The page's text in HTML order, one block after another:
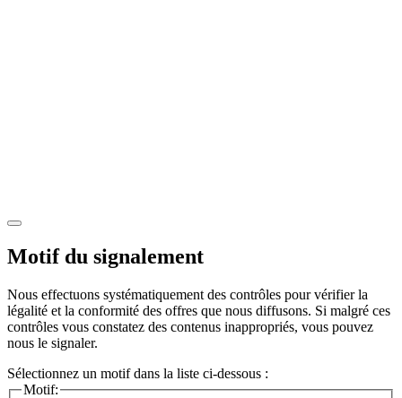
Motif du signalement
Nous effectuons systématiquement des contrôles pour vérifier la
légalité et la conformité des offres que nous diffusons. Si malgré ces
contrôles vous constatez des contenus inappropriés, vous pouvez
nous le signaler.
Sélectionnez un motif dans la liste ci-dessous :
Motif: